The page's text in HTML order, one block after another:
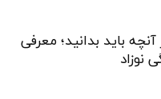
باید بدانید؛ معرفی
نوزاد